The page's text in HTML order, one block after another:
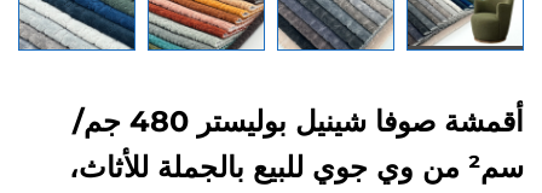
أقمشة صوفا شينيل بوليستر 480 جم/
سم² من وي جوي للبيع بالجملة للأثاث،